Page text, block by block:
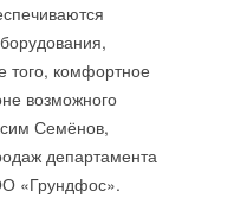
того, комфортное
возможного
Семёнов,
департамента
«Грундфос».